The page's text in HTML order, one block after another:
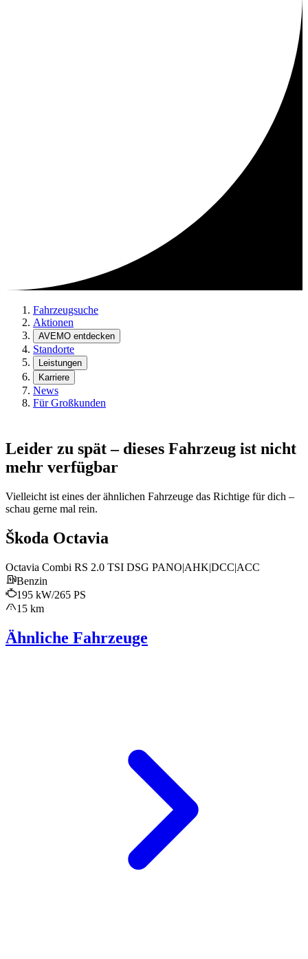
Fahrzeugsuche
Aktionen
AVEMO entdecken
Standorte
Leistungen
Karriere
News
Für Großkunden
Leider zu spät – dieses Fahrzeug ist nicht
mehr verfügbar
Vielleicht ist eines der ähnlichen Fahrzeuge das Richtige für dich –
schau gerne mal rein.
Škoda Octavia
Octavia Combi RS 2.0 TSI DSG PANO|AHK|DCC|ACC
Benzin
195 kW/265 PS
15 km
Ähnliche Fahrzeuge